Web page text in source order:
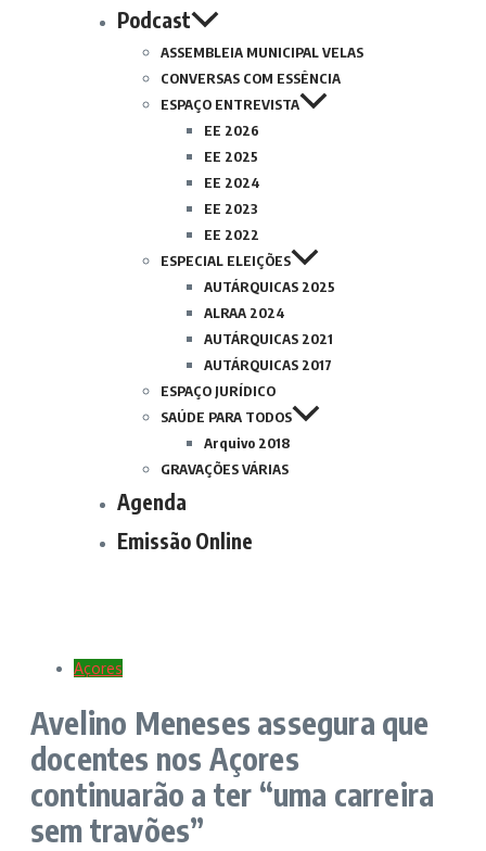
Podcast
ASSEMBLEIA MUNICIPAL VELAS
CONVERSAS COM ESSÊNCIA
ESPAÇO ENTREVISTA
EE 2026
EE 2025
EE 2024
EE 2023
EE 2022
ESPECIAL ELEIÇÕES
AUTÁRQUICAS 2025
ALRAA 2024
AUTÁRQUICAS 2021
AUTÁRQUICAS 2017
ESPAÇO JURÍDICO
SAÚDE PARA TODOS
Arquivo 2018
GRAVAÇÕES VÁRIAS
Agenda
Emissão Online
Açores
Avelino Meneses assegura que
docentes nos Açores
continuarão a ter “uma carreira
sem travões”